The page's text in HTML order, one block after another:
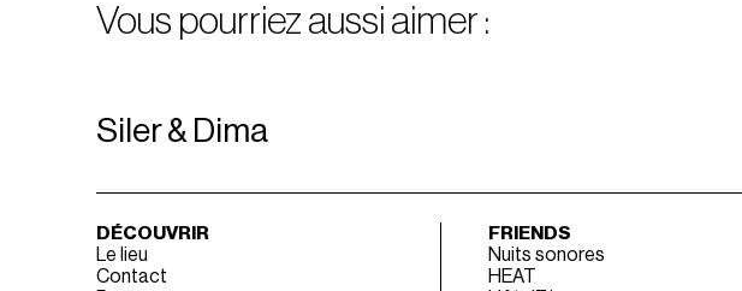
Vous pourriez aussi aimer :
Siler & Dima
DÉCOUVRIR
Le lieu
Contact
FRIENDS
Nuits sonores
HEAT